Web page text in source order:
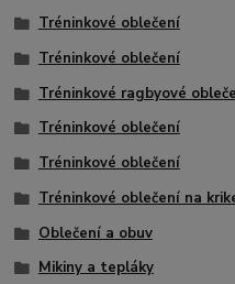
Tréninkové oblečení
Tréninkové oblečení
Tréninkové ragbyové
Tréninkové oblečení
Tréninkové oblečení
Tréninkové oblečení na
Oblečení a obuv
Mikiny a tepláky